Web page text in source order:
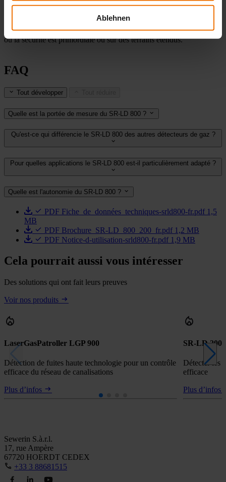
Ablehnen
situés à une hauteur élevée ou les sections difficiles à atteindre,
peuvent être surveillés confortablement et en toute sécurité depuis le
sol. C'est un avantage décisif, notamment dans les environnements
où la sécurité est primordiale ou sur des terrains étendus.
FAQ
Tout développer
Quelle est la portée de mesure du SR-LD 800 ?
Qu'est-ce qui différencie le SR-LD 800 des autres détecteurs de gaz ?
Pour quelles applications le SR-LD 800 est-il particulièrement adapté ?
Quelle est l'autonomie du SR-LD 800 ?
PDF Fiche_de_données_techniques-srld800-fr.pdf 1,5
MB
PDF Brochure_SR-LD_800_200_fr.pdf 1,2 MB
PDF Notice-d-utilisation-srld800-fr.pdf 1,9 MB
Cela pourrait aussi vous intéresser
Des solutions qui ont fait leurs preuves
Voir nos produits
LaserGasPatroller LGP 900
Détection de fuites haute technologie pour un contrôle
efficace du réseau de canalisations
Plus d’infos
SR-LD 200
Détecter les
efficace
Plus d’infos
Sewerin S.à.r.l.
17, rue Ampère
67720 HOERDT CEDEX
+33 3 88681515